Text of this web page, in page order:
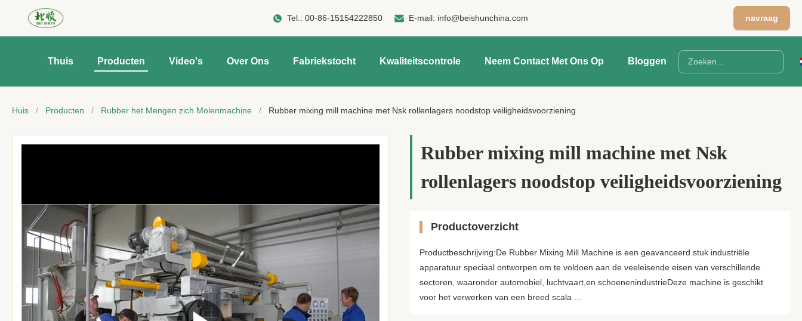
Tel.:00-86-15154222850 E-mail: info@beishunchina.com navraag
Thuis Producten Video's Over Ons Fabriekstocht Kwaliteitscontrole Neem Contact Met Ons Op Bloggen
Huis / Producten / Rubber het Mengen zich Molenmachine / Rubber mixing mill machine met Nsk rollenlagers noodstop veiligheidsvoorziening
Rubber mixing mill machine met Nsk
rollenlagers noodstop veiligheidsvoorziening
Productoverzicht
Productbeschrijving:De Rubber Mixing Mill Machine is een geavanceerd stuk industriële
apparatuur speciaal ontworpen om te voldoen aan de veeleisende eisen van verschillende
sectoren, waaronder automobiel, luchtvaart,en schoenenindustrieDeze machine is geschikt
voor het verwerken van een breed scala ...